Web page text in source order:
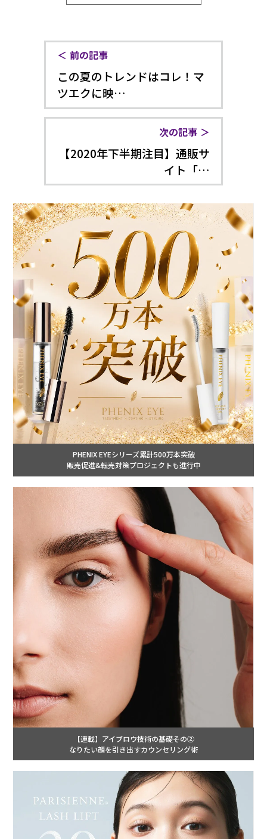
前の記事
この夏のトレンドはコレ！マ
ツエクに映…
次の記事
【2020年下半期注目】通販サ
イト「…
PHENIX EYEシリーズ累計500万本突破
販売促進&転売対策プロジェクトも進行中
【連載】アイブロウ技術の基礎その②
なりたい顔を引き出すカウンセリング術